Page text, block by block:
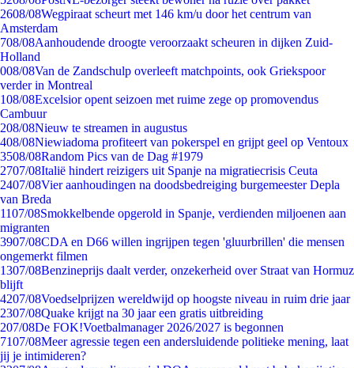
2608/08Wegpiraat scheurt met 146 km/u door het centrum van
Amsterdam
708/08Aanhoudende droogte veroorzaakt scheuren in dijken Zuid-
Holland
008/08Van de Zandschulp overleeft matchpoints, ook Griekspoor
verder in Montreal
108/08Excelsior opent seizoen met ruime zege op promovendus
Cambuur
208/08Nieuw te streamen in augustus
408/08Niewiadoma profiteert van pokerspel en grijpt geel op Ventoux
3508/08Random Pics van de Dag #1979
2707/08Italië hindert reizigers uit Spanje na migratiecrisis Ceuta
2407/08Vier aanhoudingen na doodsbedreiging burgemeester Depla
van Breda
1107/08Smokkelbende opgerold in Spanje, verdienden miljoenen aan
migranten
3907/08CDA en D66 willen ingrijpen tegen 'gluurbrillen' die mensen
ongemerkt filmen
1307/08Benzineprijs daalt verder, onzekerheid over Straat van Hormuz
blijft
4207/08Voedselprijzen wereldwijd op hoogste niveau in ruim drie jaar
2307/08Quake krijgt na 30 jaar een gratis uitbreiding
207/08De FOK!Voetbalmanager 2026/2027 is begonnen
7107/08Meer agressie tegen een andersluidende politieke mening, laat
jij je intimideren?